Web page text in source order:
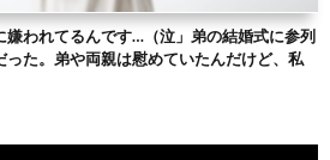
嫌われてるんです…（泣」弟の結婚式に参列
た。弟や両親は慰めていたんだけど、私